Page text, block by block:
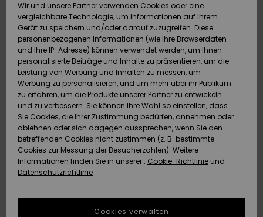
Schuhe&
Flip-Flops
Surf
Snow
Brandneu
Highlights
Schuhe&
Flip-Flops
Surf
Snow
Brandneu
Highlights
Highlights
Snow
SURF
Highlights
Community
SNOW
Snow Shop
Damen
Highlights
Community
DOPPELTER
RABATT
Outlet
Frauen
HILFE & KONTAKT
Retouren
Bezahlung
Geschenkkarte
Quiksilver
Freedom
Datenschutz
Starten Sie eine
NACHHALTIGKEIT
SHOPS
Wir und unsere Partner verwenden Cookies oder eine
vergleichbare Technologie, um Informationen auf Ihrem
Gerät zu speichern und/oder darauf zuzugreifen. Diese
personenbezogenen Informationen (wie Ihre Browserdaten
und Ihre IP-Adresse) können verwendet werden, um Ihnen
personalisierte Beiträge und Inhalte zu präsentieren, um die
Leistung von Werbung und Inhalten zu messen, um
Werbung zu personalisieren, und um mehr über ihr Publikum
zu erfahren, um die Produkte unserer Partner zu entwickeln
und zu verbessern. Sie können Ihre Wahl so einstellen, dass
Sie Cookies, die Ihrer Zustimmung bedürfen, annehmen oder
ablehnen oder sich dagegen aussprechen, wenn Sie den
betreffenden Cookies nicht zustimmen (z. B. bestimmte
Cookies zur Messung der Besucherzahlen). Weitere
Informationen finden Sie in unserer : Cookie-Richtlinie und
Datenschutzrichtlinie
Cookies verwalten